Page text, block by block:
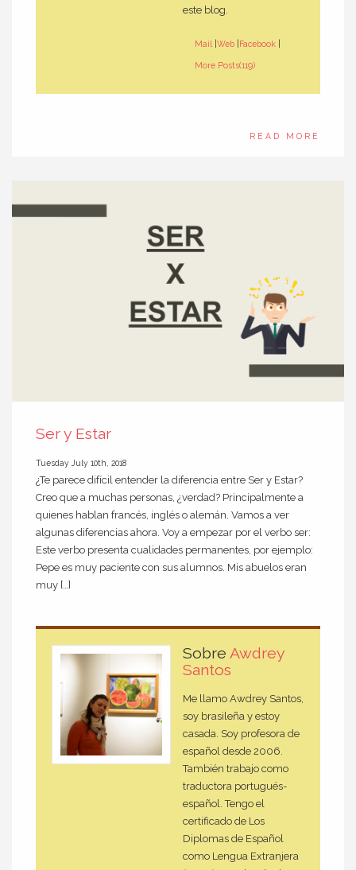
este blog.
Mail Web Facebook
More Posts(119)
READ MORE
Ser y Estar
Tuesday July 10th, 2018
¿Te parece difícil entender la diferencia entre Ser y Estar?
Creo que a muchas personas, ¿verdad? Principalmente a
quienes hablan francés, inglés o alemán. Vamos a ver
algunas diferencias ahora. Voy a empezar por el verbo ser:
Este verbo presenta cualidades permanentes, por ejemplo:
Pepe es muy paciente con sus alumnos. Mis abuelos eran
muy […]
Sobre Awdrey
Santos
Me llamo Awdrey Santos,
soy brasileña y estoy
casada. Soy profesora de
español desde 2006.
También trabajo como
traductora portugués-
español. Tengo el
certificado de Los
Diplomas de Español
como Lengua Extranjera